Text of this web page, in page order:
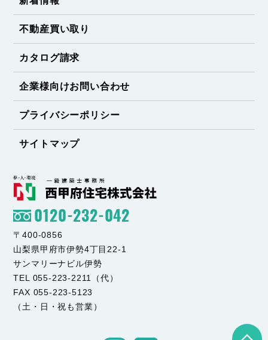
不動産買い取り
カタログ請求
企業様向けお問い合わせ
プライバシーポリシー
サイトマップ
0120-232-042
〒400-0856
山梨県甲府市伊勢4丁目22-1
サンマリーナビル伊勢
TEL 055-223-2211（代）
FAX 055-223-5123
（土・日・祝も営業）